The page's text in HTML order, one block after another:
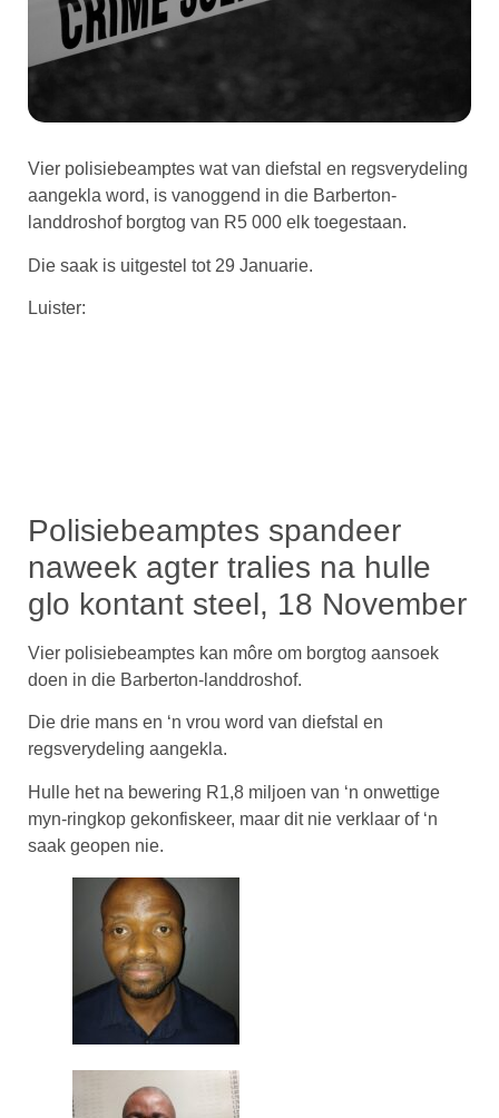
Vier polisiebeamptes wat van diefstal en regsverydeling
aangekla word, is vanoggend in die Barberton-
landdroshof borgtog van R5 000 elk toegestaan.
Die saak is uitgestel tot 29 Januarie.
Luister:
Polisiebeamptes spandeer
naweek agter tralies na hulle
glo kontant steel, 18 November
Vier polisiebeamptes kan môre om borgtog aansoek
doen in die Barberton-landdroshof.
Die drie mans en ‘n vrou word van diefstal en
regsverydeling aangekla.
Hulle het na bewering R1,8 miljoen van ‘n onwettige
myn-ringkop gekonfiskeer, maar dit nie verklaar of ‘n
saak geopen nie.